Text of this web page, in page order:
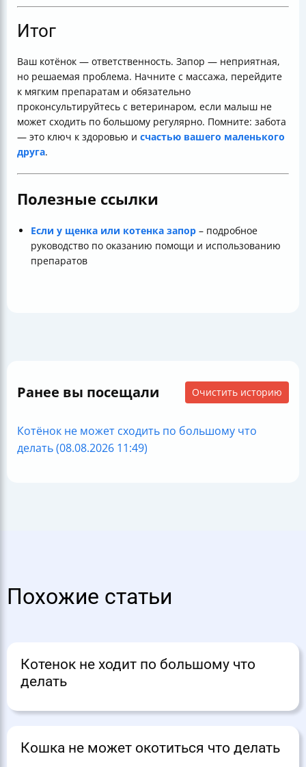
Итог
Ваш котёнок — ответственность. Запор — неприятная,
но решаемая проблема. Начните с массажа, перейдите
к мягким препаратам и обязательно
проконсультируйтесь с ветеринаром, если малыш не
может сходить по большому регулярно. Помните: забота
— это ключ к здоровью и счастью вашего маленького
друга.
Полезные ссылки
Если у щенка или котенка запор – подробное
руководство по оказанию помощи и использованию
препаратов
Ранее вы посещали Очистить историю
Котёнок не может сходить по большому что
делать (08.08.2026 11:49)
Похожие статьи
Котенок не ходит по большому что
делать
Кошка не может окотиться что делать